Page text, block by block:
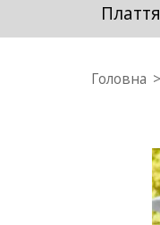
Плаття
Головна